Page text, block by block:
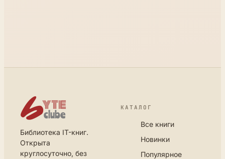
Библиотека IT-книг.
Открыта
круглосуточно, без
КАТАЛОГ
Все книги
Новинки
Популярное